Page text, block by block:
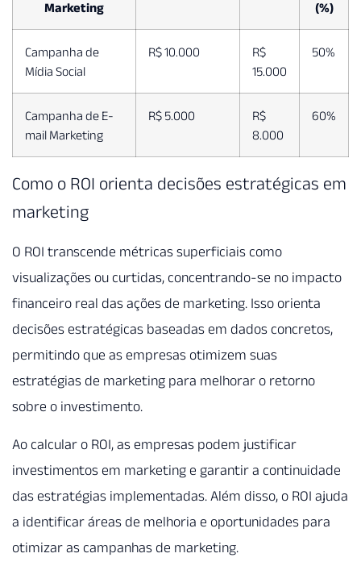
Marketing
(%)
Campanha de
Mídia Social
R$ 10.000
R$
15.000
50%
Campanha de E-
mail Marketing
R$ 5.000
R$
8.000
60%
Como o ROI orienta decisões estratégicas em
marketing
O ROI transcende métricas superficiais como
visualizações ou curtidas, concentrando-se no impacto
financeiro real das ações de marketing. Isso orienta
decisões estratégicas baseadas em dados concretos,
permitindo que as empresas otimizem suas
estratégias de marketing para melhorar o retorno
sobre o investimento.
Ao calcular o ROI, as empresas podem justificar
investimentos em marketing e garantir a continuidade
das estratégias implementadas. Além disso, o ROI ajuda
a identificar áreas de melhoria e oportunidades para
otimizar as campanhas de marketing.